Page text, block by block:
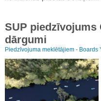
SUP piedzīvojums
dārgumi
Piedzīvojuma meklētājiem - Boards